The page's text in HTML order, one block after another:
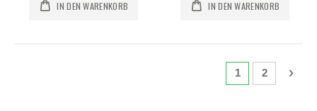
IN DEN WARENKORB IN DEN WARENKORB
SeiteSie lesen
1 Seite
2 Seite